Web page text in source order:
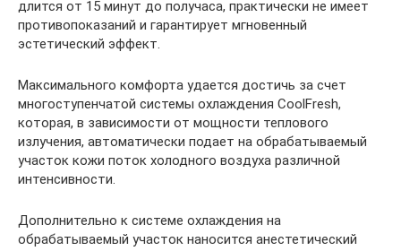
длится от 15 минут до получаса, практически не имеет
противопоказаний и гарантирует мгновенный
эстетический эффект.
Максимального комфорта удается достичь за счет
многоступенчатой системы охлаждения CoolFresh,
которая, в зависимости от мощности теплового
излучения, автоматически подает на обрабатываемый
участок кожи поток холодного воздуха различной
интенсивности.
Дополнительно к системе охлаждения на
обрабатываемый участок наносится анестетический